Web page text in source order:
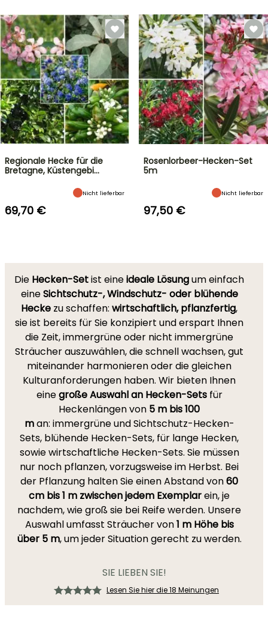
Regionale Hecke für die
Bretagne, Küstengebi…
Nicht lieferbar
69,70 €
Rosenlorbeer-Hecken-Set
5m
Nicht lieferbar
97,50 €
Die Hecken-Setist eineideale Lösungum einfach
eineSichtschutz-, Windschutz- oder blühende
Hecke zu schaffen: wirtschaftlich, pflanzfertig,
sie ist bereits für Sie konzipiert und erspart Ihnen
die Zeit, immergrüne oder nicht immergrüne
Sträucher auszuwählen, die schnell wachsen, gut
miteinander harmonieren oder die gleichen
Kulturanforderungen haben. Wir bieten Ihnen
einegroße Auswahl an Hecken-Setsfür
Heckenlängen von 5 m bis 100
man: immergrüne und Sichtschutz-Hecken-
Sets, blühende Hecken-Sets, für lange Hecken,
sowie wirtschaftliche Hecken-Sets. Sie müssen
nur noch pflanzen, vorzugsweise im Herbst. Bei
der Pflanzung halten Sie einen Abstand von60
cm bis 1 m zwischen jedem Exemplarein, je
nachdem, wie groß sie bei Reife werden. Unsere
Auswahl umfasst Sträucher von1 m Höhe bis
über 5 m, um jeder Situation gerecht zu werden.
SIE LIEBEN SIE!
Lesen Sie hier die 18 Meinungen